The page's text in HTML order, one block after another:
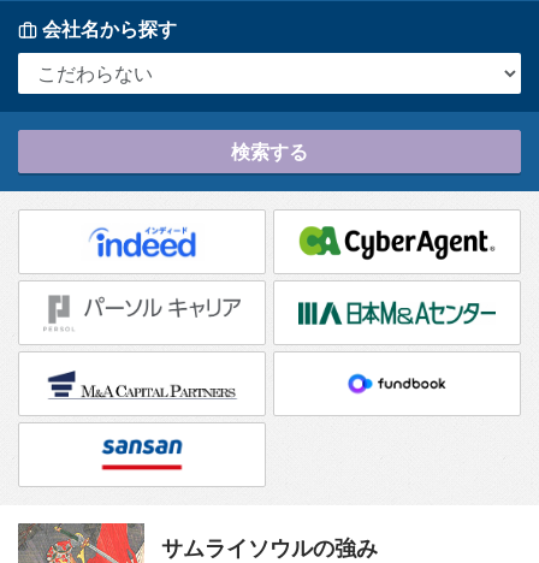
会社名から探す
検索する
サムライソウルの強み